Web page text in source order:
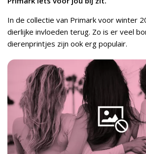
In de collectie van Primark voor winter
dierlijke invloeden terug. Zo is er veel
dierenprintjes zijn ook erg populair.